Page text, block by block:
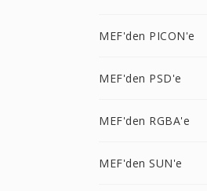
MEF'den PICON'e
MEF'den PSD'e
MEF'den RGBA'e
MEF'den SUN'e